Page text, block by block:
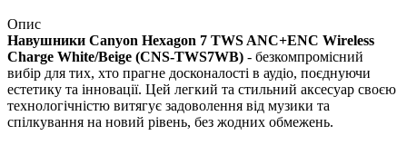
Опис
Навушники Canyon Hexagon 7 TWS ANC+ENC Wireless
Charge White/Beige (CNS-TWS7WB) - безкомпромісний
вибір для тих, хто прагне досконалості в аудіо, поєднуючи
естетику та інновації. Цей легкий та стильний аксесуар своєю
технологічністю витягує задоволення від музики та
спілкування на новий рівень, без жодних обмежень.